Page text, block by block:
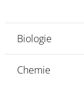
Biologie
Chemie